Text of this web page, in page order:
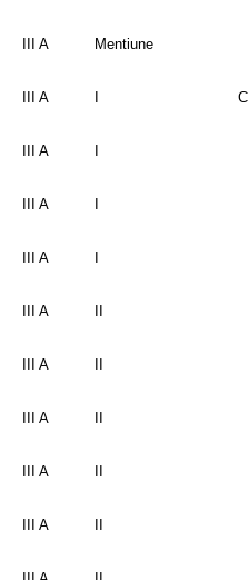
III A Mentiune
III A
III A
III A
III A
III A
III A
III A
III A
III A